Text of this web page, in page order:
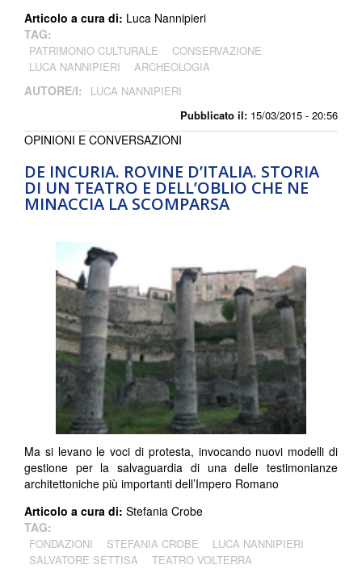
Pubblicato il: 15/03/2015 - 20:56
Articolo a cura di: Luca Nannipieri
TAG:
PATRIMONIO CULTURALE
CONSERVAZIONE
LUCA NANNIPIERI
ARCHEOLOGIA
AUTORE/I: LUCA NANNIPIERI
DE INCURIA. ROVINE D’ITALIA. STORIA
DI UN TEATRO E DELL’OBLIO CHE NE
MINACCIA LA SCOMPARSA
OPINIONI E CONVERSAZIONI
Ma si levano le voci di protesta, invocando nuovi modelli di
gestione per la salvaguardia di una delle testimonianze
architettoniche più importanti dell’Impero Romano
Articolo a cura di: Stefania Crobe
TAG:
FONDAZIONI STEFANIA CROBE
LUCA NANNIPIERI
SALVATORE SETTISA
TEATRO VOLTERRA